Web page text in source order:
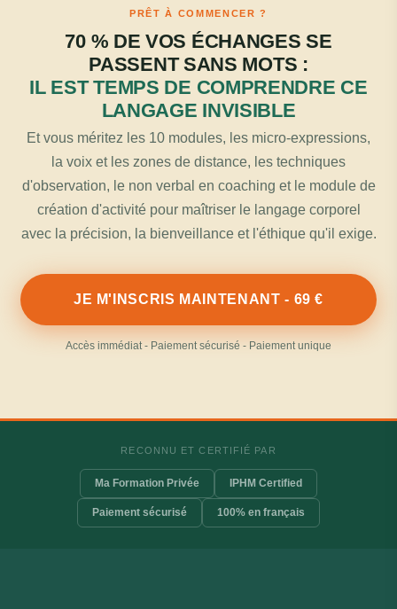
PRÊT À COMMENCER ?
70 % DE VOS ÉCHANGES SE
PASSENT SANS MOTS :
IL EST TEMPS DE COMPRENDRE CE
LANGAGE INVISIBLE
Et vous méritez les 10 modules, les micro-expressions,
la voix et les zones de distance, les techniques
d'observation, le non verbal en coaching et le module de
création d'activité pour maîtriser le langage corporel
avec la précision, la bienveillance et l'éthique qu'il exige.
JE M'INSCRIS MAINTENANT - 69 €
Accès immédiat - Paiement sécurisé - Paiement unique
RECONNU ET CERTIFIÉ PAR
Ma Formation Privée IPHM Certified
Paiement sécurisé 100% en français